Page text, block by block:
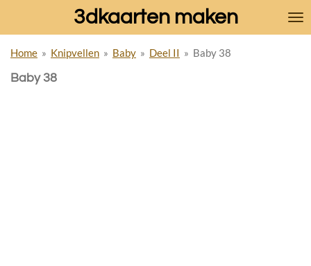
de
hoofdinhoud
3dkaarten maken
Home » Knipvellen » Baby » Deel II » Baby 38
Baby 38